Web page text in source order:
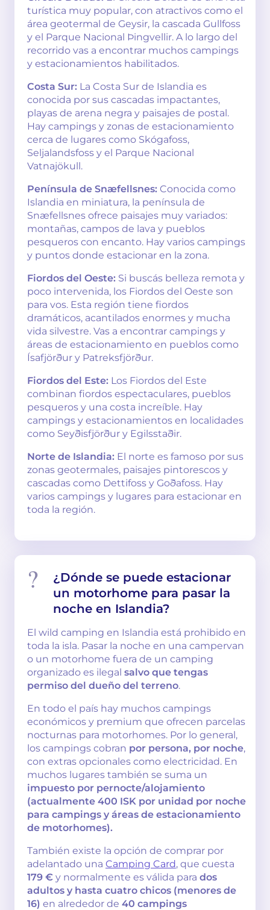
turística muy popular, con atractivos como el
área geotermal de Geysir, la cascada Gullfoss
y el Parque Nacional Þingvellir. A lo largo del
recorrido vas a encontrar muchos campings
y estacionamientos habilitados.
Costa Sur: La Costa Sur de Islandia es
conocida por sus cascadas impactantes,
playas de arena negra y paisajes de postal.
Hay campings y zonas de estacionamiento
cerca de lugares como Skógafoss,
Seljalandsfoss y el Parque Nacional
Vatnajökull.
Península de Snæfellsnes: Conocida como
Islandia en miniatura, la península de
Snæfellsnes ofrece paisajes muy variados:
montañas, campos de lava y pueblos
pesqueros con encanto. Hay varios campings
y puntos donde estacionar en la zona.
Fiordos del Oeste: Si buscás belleza remota y
poco intervenida, los Fiordos del Oeste son
para vos. Esta región tiene fiordos
dramáticos, acantilados enormes y mucha
vida silvestre. Vas a encontrar campings y
áreas de estacionamiento en pueblos como
Ísafjörður y Patreksfjörður.
Fiordos del Este: Los Fiordos del Este
combinan fiordos espectaculares, pueblos
pesqueros y una costa increíble. Hay
campings y estacionamientos en localidades
como Seyðisfjörður y Egilsstaðir.
Norte de Islandia: El norte es famoso por sus
zonas geotermales, paisajes pintorescos y
cascadas como Dettifoss y Goðafoss. Hay
varios campings y lugares para estacionar en
toda la región.
¿Dónde se puede estacionar
un motorhome para pasar la
noche en Islandia?
El wild camping en Islandia está prohibido en
toda la isla. Pasar la noche en una campervan
o un motorhome fuera de un camping
organizado es ilegal salvo que tengas
permiso del dueño del terreno.
En todo el país hay muchos campings
económicos y premium que ofrecen parcelas
nocturnas para motorhomes. Por lo general,
los campings cobran por persona, por noche,
con extras opcionales como electricidad. En
muchos lugares también se suma un
impuesto por pernocte/alojamiento
(actualmente 400 ISK por unidad por noche
para campings y áreas de estacionamiento
de motorhomes).
También existe la opción de comprar por
adelantado una Camping Card, que cuesta
179 € y normalmente es válida para dos
adultos y hasta cuatro chicos (menores de
16) en alrededor de 40 campings